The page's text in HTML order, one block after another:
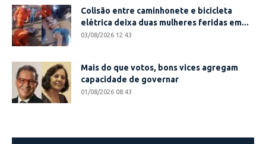
Colisão entre caminhonete e bicicleta
elétrica deixa duas mulheres feridas em...
03/08/2026 12:43
Mais do que votos, bons vices agregam
capacidade de governar
01/08/2026 08:43